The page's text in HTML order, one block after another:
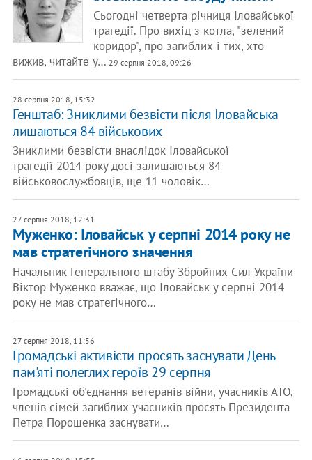
Сьогодні четверта річниця Іловайської
трагедії. Про вихід з котла, "зелений
коридор", про загиблих і тих, хто
вижив, читайте у… 29 серпня 2018, 09:26
28 серпня 2018, 15:32
Генштаб: Зниклими безвісти після Іловайська
лишаються 84 військових
Зниклими безвісти внаслідок Іловайської
трагедії 2014 року досі залишаються 84
військовослужбовців, ще 11 чоловік…
27 серпня 2018, 12:31
Муженко: Іловайськ у серпні 2014 року не
мав стратегічного значення
Начальник Генерального штабу Збройних Сил України
Віктор Муженко вважає, що Іловайськ у серпні 2014
року не мав стратегічного…
27 серпня 2018, 11:56
Громадські активісти просять заснувати День
пам'яті полеглих героїв 29 серпня
Громадські об'єднання ветеранів війни, учасників АТО,
членів сімей загиблих учасників просять Президента
Петра Порошенка заснувати…